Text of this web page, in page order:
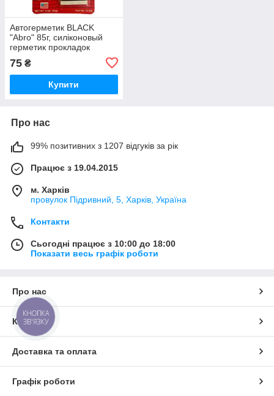
Автогерметик BLACK
"Abro" 85г, силіконовый
герметик прокладок
75 ₴
Купити
Про нас
99% позитивних з 1207 відгуків за рік
Працює з 19.04.2015
м. Харків
провулок Підривний, 5, Харків, Україна
Контакти
Сьогодні працює з 10:00 до 18:00
Показати весь графік роботи
Про нас
Контакти
Доставка та оплата
Графік роботи
КНОПКА
ЗВ'ЯЗКУ